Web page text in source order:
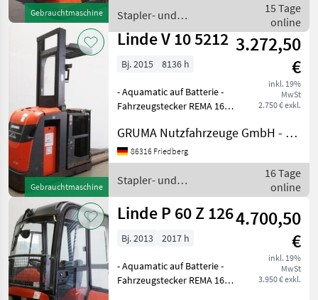
Gebrauchtmaschine
Einfachzusatzhydraulik -
Seite
Stapler- und
Lagertechnik / Linde
15 Tage
online
Gebrauchtmaschine
Linde V 10 5212 3.272,50
€
inkl. 19%
MwSt
2.750 € exkl.
Bj. 2015 8136 h
- Aquamatic auf Batterie -
Fahrzeugstecker REMA 160A
mit Rollen - Gabelträger -
Stahlrahmen - Mastschutz:
Polycarbonat -
Zugangskontroll
GRUMA Nutzfahrzeuge GmbH - Staplertechnik
86316 Friedberg
Stapler- und
Lagertechnik / Linde
16 Tage
online
Linde P 60 Z 1264.700,50
€
inkl. 19%
MwSt
3.950 € exkl.
Bj. 2013 2017 h
- Aquamatic auf Batterie -
Fahrzeugstecker REMA 160A